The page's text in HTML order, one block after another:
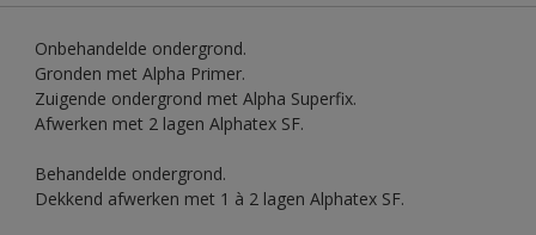
Onbehandelde ondergrond.
Gronden met Alpha Primer.
Zuigende ondergrond met Alpha Superfix.
Afwerken met 2 lagen Alphatex SF.
Behandelde ondergrond.
Dekkend afwerken met 1 à 2 lagen Alphatex SF.